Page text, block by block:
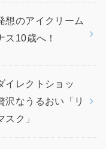
想のアイクリーム
ス10歳へ！
イレクトショッ
沢なうるおい「リ
スク」